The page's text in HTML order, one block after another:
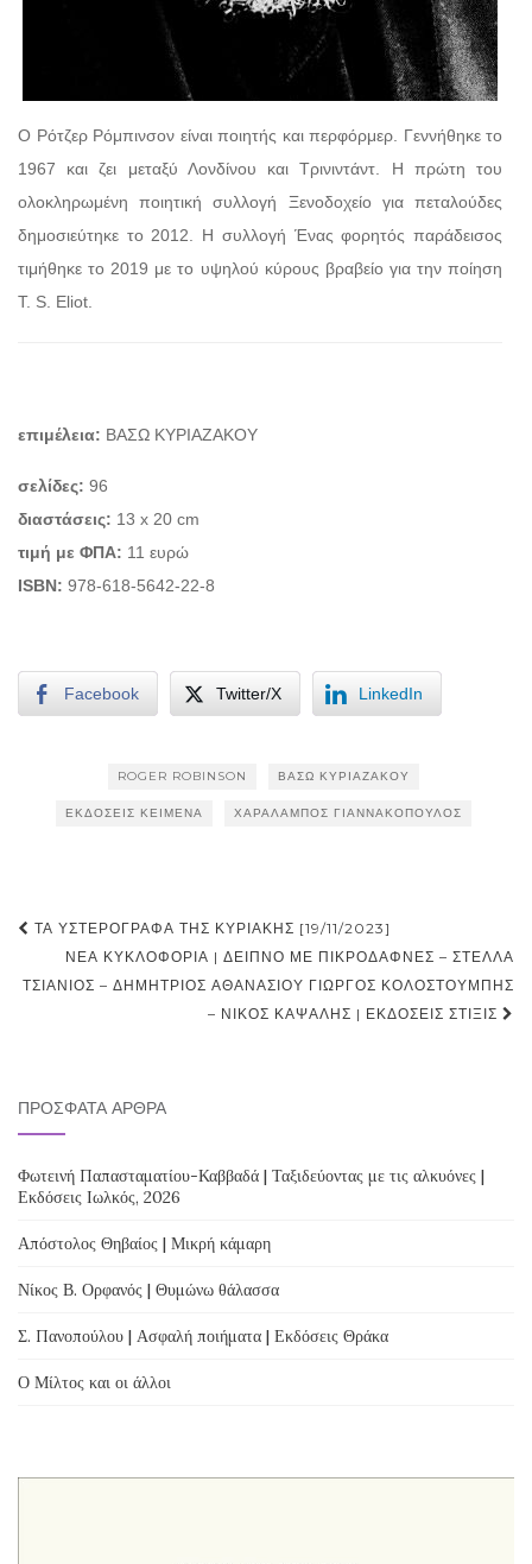
Ο Ρότζερ Ρόμπινσον είναι ποιητής και περφόρμερ. Γεννήθηκε το
1967 και ζει μεταξύ Λονδίνου και Τρινιντάντ. Η πρώτη του
ολοκληρωμένη ποιητική συλλογή Ξενοδοχείο για πεταλούδες
δημοσιεύτηκε το 2012. Η συλλογή Ένας φορητός παράδεισος
τιμήθηκε το 2019 με το υψηλού κύρους βραβείο για την ποίηση
T. S. Eliot.
επιμέλεια: ΒΑΣΩ ΚΥΡΙΑΖΑΚΟΥ
σελίδες: 96
διαστάσεις: 13 x 20 cm
τιμή με ΦΠΑ: 11 ευρώ
ISBN: 978-618-5642-22-8
Facebook Twitter/X LinkedIn
ROGER ROBINSON ΒΆΣΩ ΚΥΡΙΑΖΆΚΟΥ
ΕΚΔΌΣΕΙΣ ΚΕΙΜΕΝΑ ΧΑΡΆΛΑΜΠΟΣ ΓΙΑΝΝΑΚΌΠΟΥΛΟΣ
Post
navigation
ΤΑ ΥΣΤΕΡΌΓΡΑΦΑ ΤΗΣ ΚΥΡΙΑΚΉΣ [19/11/2023]
ΝΈΑ ΚΥΚΛΟΦΟΡΊΑ | ΔΕΊΠΝΟ ΜΕ ΠΙΚΡΟΔΆΦΝΕΣ – ΣΤΈΛΛΑ
ΤΣΙΆΝΙΟΣ – ΔΗΜΉΤΡΙΟΣ ΑΘΑΝΑΣΊΟΥ ΓΙΏΡΓΟΣ ΚΟΛΟΣΤΟΎΜΠΗΣ
– ΝΊΚΟΣ ΚΑΨΆΛΗΣ | ΕΚΔΌΣΕΙΣ ΣΤΊΞΙΣ
ΠΡΌΣΦΑΤΑ ΆΡΘΡΑ
Φωτεινή Παπασταματίου-Καββαδά | Ταξιδεύοντας με τις αλκυόνες |
Εκδόσεις Ιωλκός, 2026
Απόστολος Θηβαίος | Μικρή κάμαρη
Νίκος Β. Ορφανός | Θυμώνω θάλασσα
Σ. Πανοπούλου | Ασφαλή ποιήματα | Εκδόσεις Θράκα
Ο Μίλτος και οι άλλοι